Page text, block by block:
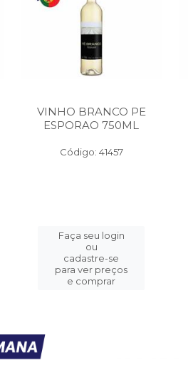
VINHO BRANCO PE
ESPORAO 750ML
Código: 41457
Faça seu login
ou
cadastre-se
para ver preços
e comprar